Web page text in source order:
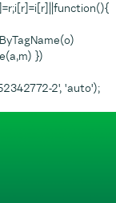
})
2', 'auto');